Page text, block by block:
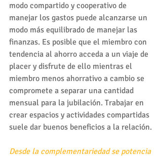
modo compartido y cooperativo de
manejar los gastos puede alcanzarse un
modo más equilibrado de manejar las
finanzas. Es posible que el miembro con
tendencia al ahorro acceda a un viaje de
placer y disfrute de ello mientras el
miembro menos ahorrativo a cambio se
compromete a separar una cantidad
mensual para la jubilación. Trabajar en
crear espacios y actividades compartidas
suele dar buenos beneficios a la relación.
Desde la complementariedad se potencia